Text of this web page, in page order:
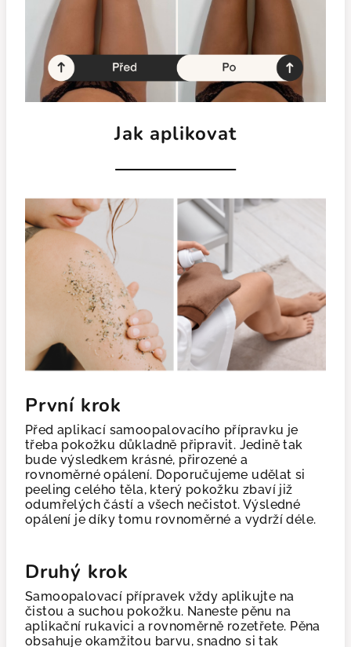
Jak aplikovat
První krok
Před aplikací samoopalovacího přípravku je
třeba pokožku důkladně připravit. Jedině tak
bude výsledkem krásné, přirozené a
rovnoměrné opálení. Doporučujeme udělat si
peeling celého těla, který pokožku zbaví již
odumřelých částí a všech nečistot. Výsledné
opálení je díky tomu rovnoměrné a vydrží déle.
Druhý krok
Samoopalovací přípravek vždy aplikujte na
čistou a suchou pokožku. Naneste pěnu na
aplikační rukavici a rovnoměrně rozetřete. Pěna
obsahuje okamžitou barvu, snadno si tak